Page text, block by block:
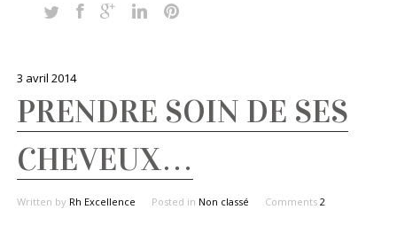
3 avril 2014
PRENDRE SOIN DE SES
CHEVEUX…
Written by Rh Excellence Posted in Non classé Comments 2